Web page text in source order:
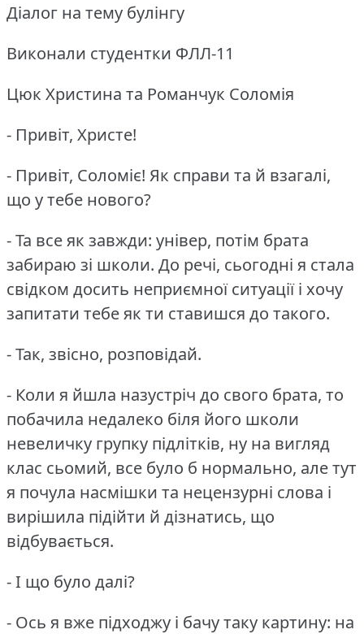
Діалог на тему булінгу
Виконали студентки ФЛЛ-11
Цюк Христина та Романчук Соломія
- Привіт, Христе!
- Привіт, Соломіє! Як справи та й взагалі,
що у тебе нового?
- Та все як завжди: універ, потім брата
забираю зі школи. До речі, сьогодні я стала
свідком досить неприємної ситуації і хочу
запитати тебе як ти ставишся до такого.
- Так, звісно, розповідай.
- Коли я йшла назустріч до свого брата, то
побачила недалеко біля його школи
невеличку групку підлітків, ну на вигляд
клас сьомий, все було б нормально, але тут
я почула насмішки та нецензурні слова і
вирішила підійти й дізнатись, що
відбувається.
- І що було далі?
- Ось я вже підходжу і бачу таку картину: на